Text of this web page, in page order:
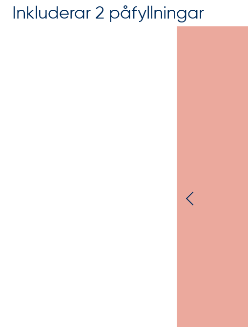
Inkluderar 2 påfyllningar